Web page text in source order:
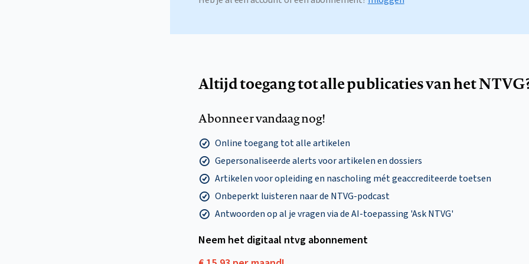
Altijd toegang tot alle publicaties van het
Abonneer vandaag nog!
Online toegang tot alle artikelen
Gepersonaliseerde alerts voor artikelen en dossiers
Artikelen voor opleiding en nascholing mét geaccrediteerde toetsen
Onbeperkt luisteren naar de NTVG-podcast
Antwoorden op al je vragen via de AI-toepassing 'Ask NTVG'
Neem het digitaal ntvg abonnement